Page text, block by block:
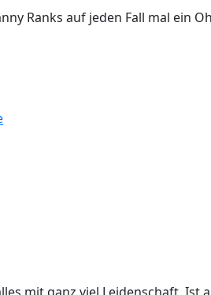
Ranks auf jeden Fall mal ein